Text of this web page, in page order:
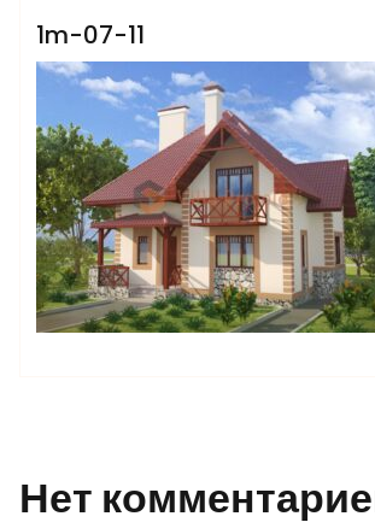
1m-07-11
Нет